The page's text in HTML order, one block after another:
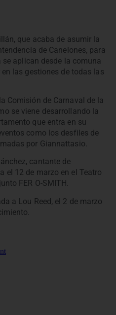
que acaba de asumir la
de Canelones, para
aplican desde la comuna
las gestiones de todas las
Comisión de Carnaval de la
se viene desarrollando la
que entra en su
como los desfiles de
por Giannattasio.
cantante de
el 12 de marzo en el Teatro
FER O-SMITH.
a Lou Reed, el 2 de marzo